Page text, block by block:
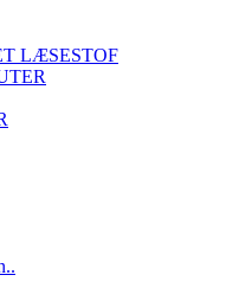
LÆSESTOF